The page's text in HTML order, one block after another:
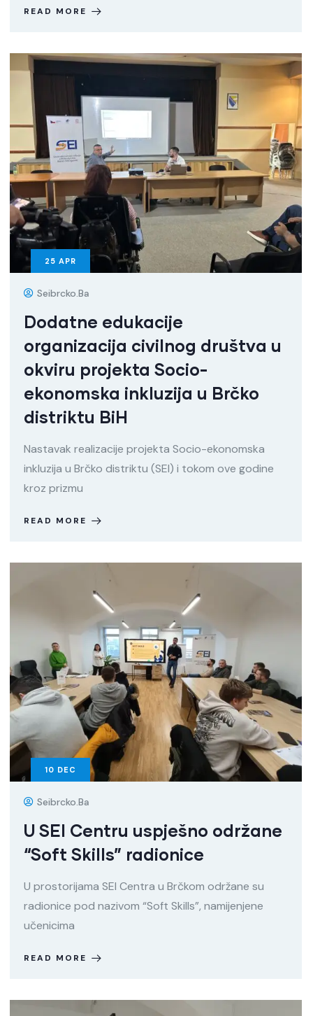
READ MORE
25 APR
Seibrcko.ba
Dodatne edukacije
organizacija civilnog društva u
okviru projekta Socio-
ekonomska inkluzija u Brčko
distriktu BiH
Nastavak realizacije projekta Socio-ekonomska
inkluzija u Brčko distriktu (SEI) i tokom ove godine
kroz prizmu
READ MORE
10 DEC
Seibrcko.ba
U SEI Centru uspješno održane
“Soft Skills” radionice
U prostorijama SEI Centra u Brčkom održane su
radionice pod nazivom “Soft Skills”, namijenjene
učenicima
READ MORE